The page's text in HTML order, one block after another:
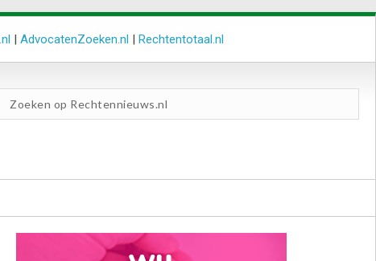
| AdvocatenZoeken.nl | Rechtentotaal.nl